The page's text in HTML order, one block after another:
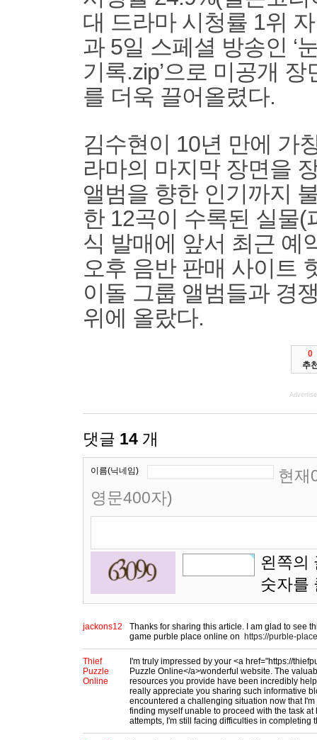
대 드라마 시청률 1위
과 5일 스페셜 방송인 ‘
기록.zip’으로 미공개
를 더욱 끌어올렸다.
김수현이 10년 만에 가
라마의 마지막 장면을
앨범을 향한 인기까지
한 12곡이 수록된 실물
식 발매에 앞서 최근 예
오후 음반 판매 사이트
이돌 그룹 앨범들과 경
위에 올랐다.
0
추
댓글 14 개
이름(닉네임)
현재
영문400자)
왼쪽의
숫자를
jackons12
Thanks for sharing this article. I am glad to see
game purble place online on
https://purble-
Thief
Puzzle
Online
I'm truly impressed by your <a href="https://
Puzzle Online</a>wonderful website. The
resources you provide have been incredibly
really appreciate you sharing such informative
encountered a challenging situation now that
finding myself unable to proceed with the task at
attempts, I'm still facing difficulties in completing